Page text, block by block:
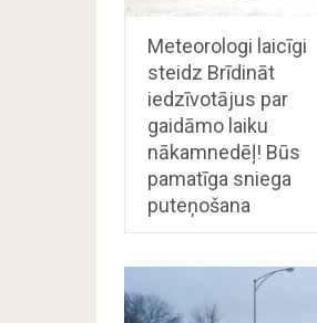
Meteorologi laicīgi
steidz Brīdināt
iedzīvotājus par
gaidāmo laiku
nākamnedēļ! Būs
pamatīga sniega
puteņošana